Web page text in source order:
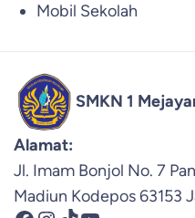
Mobil Sekolah
SMKN 1
Alamat:
Jl. Imam Bonjol No. 7
Madiun Kodepos 63153